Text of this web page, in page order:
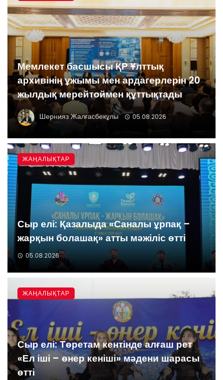
Мемлекет басшысы ҚР Ұлттық
архивінің ұжымы мен ардагерлерін 20
жылдық мерейтоймен құттықтады
Шернияз Жалғасбекұлы 05.08.2026
Сыр елі: Қазалыда «Саналы ұрпақ –
жарқын болашақ» атты мәжіліс өтті
05.08.2026
ЖАҢАЛЫҚТАР
Сыр елі: Төретам кентінде алғаш рет
«Ел іші – өнер кеніші» мәдени шарасы
өтті
ЖАҢАЛЫҚТАР